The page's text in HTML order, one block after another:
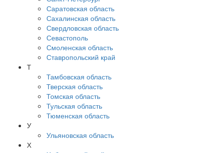
Саратовская область
Сахалинская область
Свердловская область
Севастополь
Смоленская область
Ставропольский край
Т
Тамбовская область
Тверская область
Томская область
Тульская область
Тюменская область
У
Ульяновская область
Х